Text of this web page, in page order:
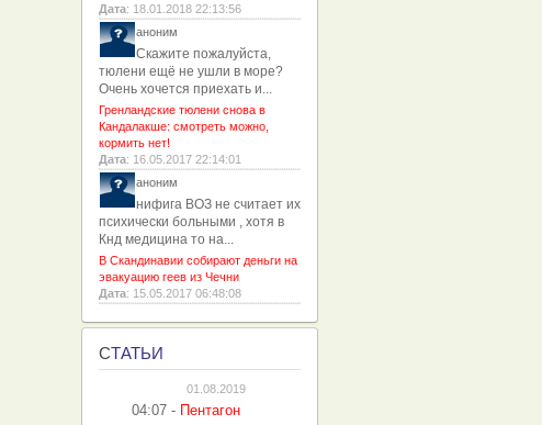
Дата: 18.01.2018 22:13:56
аноним
Скажите пожалуйста,
тюлени ещё не ушли в море?
Очень хочется приехать и...
Гренландские тюлени снова в
Кандалакше: смотреть можно,
кормить нет!
Дата: 16.05.2017 22:14:01
аноним
нифига ВОЗ не считает их
психически больными , хотя в
Кнд медицина то на...
В Скандинавии собирают деньги на
эвакуацию геев из Чечни
Дата: 15.05.2017 06:48:08
СТАТЬИ
01.08.2019
04:07 - Пентагон